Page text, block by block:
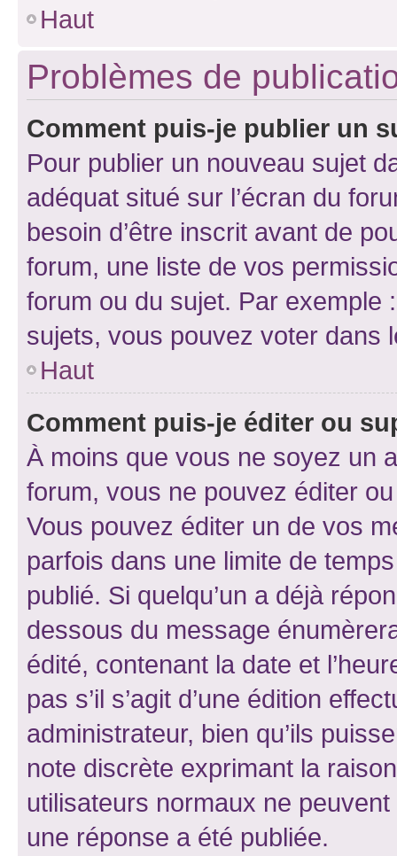
Haut
Problèmes de
Comment puis-je publier un
Pour publier un nouveau sujet
adéquat situé sur l’écran du
besoin d’être inscrit avant de
forum, une liste de vos
forum ou du sujet. Par exemple
sujets, vous pouvez voter dans
Haut
Comment puis-je éditer ou
À moins que vous ne soyez un
forum, vous ne pouvez éditer
Vous pouvez éditer un de vos
parfois dans une limite de
publié. Si quelqu’un a déjà
dessous du message
édité, contenant la date et
pas s’il s’agit d’une édition
administrateur, bien qu’ils
note discrète exprimant la
utilisateurs normaux ne
une réponse a été publiée.